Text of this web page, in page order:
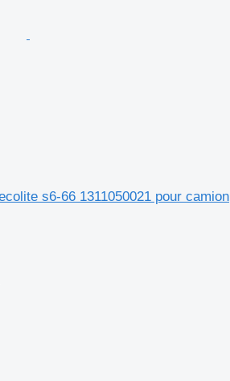
s6-66 1311050021 pour camion